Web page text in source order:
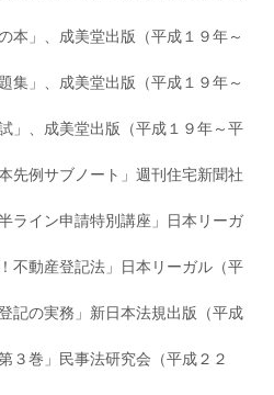
本」、成美堂出版（平成１９年～
集」、成美堂出版（平成１９年～
」、成美堂出版（平成１９年～平
先例サブノート」週刊住宅新聞社
ライン申請特別講座」日本リーガ
動産登記法」日本リーガル（平
記の実務」新日本法規出版（平成
３巻」民事法研究会（平成２２